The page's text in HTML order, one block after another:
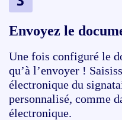
Envoyez le
Une fois configuré le
qu’à l’envoyer !
électronique du
personnalisé, comme
électronique.